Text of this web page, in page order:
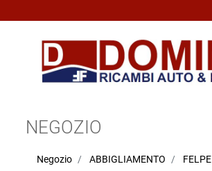
NEGOZIO
Negozio ABBIGLIAMENTO FELPE